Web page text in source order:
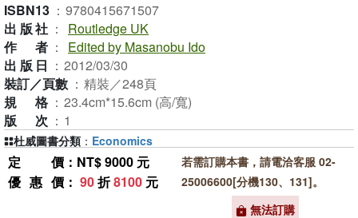
ISBN13 ： 9780415671507
出版社 ：
Routledge UK
作者 ：
Edited by Masanobu Ido
出版日 ： 2012/03/30
裝訂／頁數 ： 精裝／248頁
規格 ： 23.4cm*15.6cm (高/寬)
版次 ： 1
定價 ：NT$ 9000 元
優惠價 ： 90折8100 元
若需訂購本書，請電洽客服 02-
25006600[分機130、131]。
無法訂購
杜威圖書分類 ： Economics